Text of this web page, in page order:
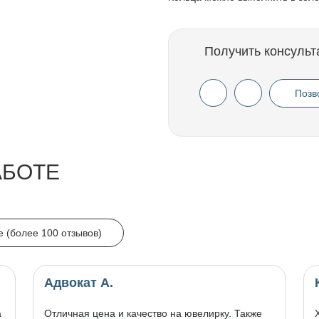
Получить
(более 100 отзывов)
Адвокат А.
Отличная цена и качество на ювелирку. Также